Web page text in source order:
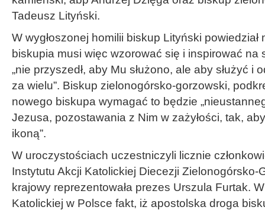
Tadeusz Lityński.
W wygłoszonej homilii biskup Lityński powiedział
biskupia musi więc wzorować się i inspirować na
„nie przyszedł, aby Mu służono, ale aby służyć i
za wielu”. Biskup zielonogórsko-gorzowski,
nowego biskupa wymagać to będzie
Jezusa, pozostawania z Nim w zażyłości, tak,
ikoną”.
W uroczystościach uczestniczyli licznie
Instytutu Akcji Katolickiej Diecezji Zielonogórsko-
krajowy reprezentowała prezes Urszula Furtak.
Katolickiej w Polsce fakt, iż apostolska droga